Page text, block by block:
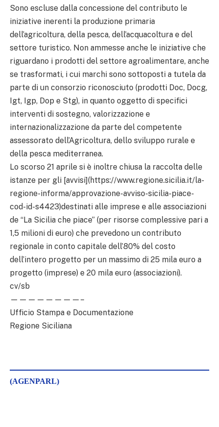
Sono escluse dalla concessione del contributo le
iniziative inerenti la produzione primaria
dell’agricoltura, della pesca, dell’acquacoltura e del
settore turistico. Non ammesse anche le iniziative che
riguardano i prodotti del settore agroalimentare, anche
se trasformati, i cui marchi sono sottoposti a tutela da
parte di un consorzio riconosciuto (prodotti Doc, Docg,
Igt, Igp, Dop e Stg), in quanto oggetto di specifici
interventi di sostegno, valorizzazione e
internazionalizzazione da parte del competente
assessorato dell’Agricoltura, dello sviluppo rurale e
della pesca mediterranea.
Lo scorso 21 aprile si è inoltre chiusa la raccolta delle
istanze per gli [avvisi](https://www.regione.sicilia.it/la-
regione-informa/approvazione-avviso-sicilia-piace-
cod-id-s4423)destinati alle imprese e alle associazioni
de “La Sicilia che piace” (per risorse complessive pari a
1,5 milioni di euro) che prevedono un contributo
regionale in conto capitale dell’80% del costo
dell’intero progetto per un massimo di 25 mila euro a
progetto (imprese) e 20 mila euro (associazioni).
cv/sb
————————–
Ufficio Stampa e Documentazione
Regione Siciliana
(AGENPARL)